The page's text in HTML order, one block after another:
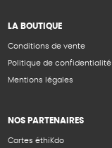
LA BOUTIQUE
Conditions de vente
Politique de confidentialité
Mentions légales
NOS PARTENAIRES
Cartes éthiKdo